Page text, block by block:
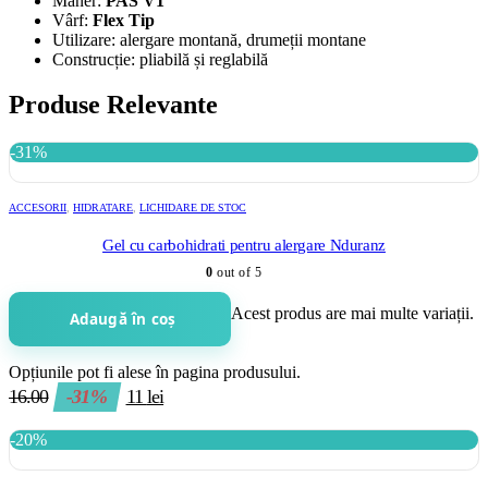
Vârf: Flex Tip
Utilizare: alergare montană, drumeții montane
Construcție: pliabilă și reglabilă
Produse Relevante
-31%
ACCESORII, HIDRATARE, LICHIDARE DE STOC
Gel cu carbohidrati pentru alergare Nduranz
0 out of 5
Adaugă în coș Acest produs are mai multe variații.
Opțiunile pot fi alese în pagina produsului.
16.00 -31% 11 lei
-20%